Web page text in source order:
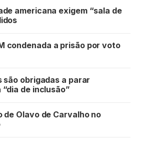
americana exigem “sala de
condenada a prisão por voto
obrigadas a parar
de inclusão”
de Olavo de Carvalho no